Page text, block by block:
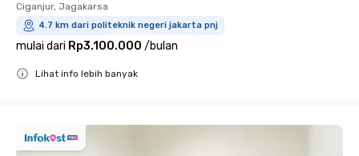
Ciganjur, Jagakarsa
4.7 km dari politeknik negeri jakarta pnj
mulai dari Rp3.100.000 /bulan
Lihat info lebih banyak